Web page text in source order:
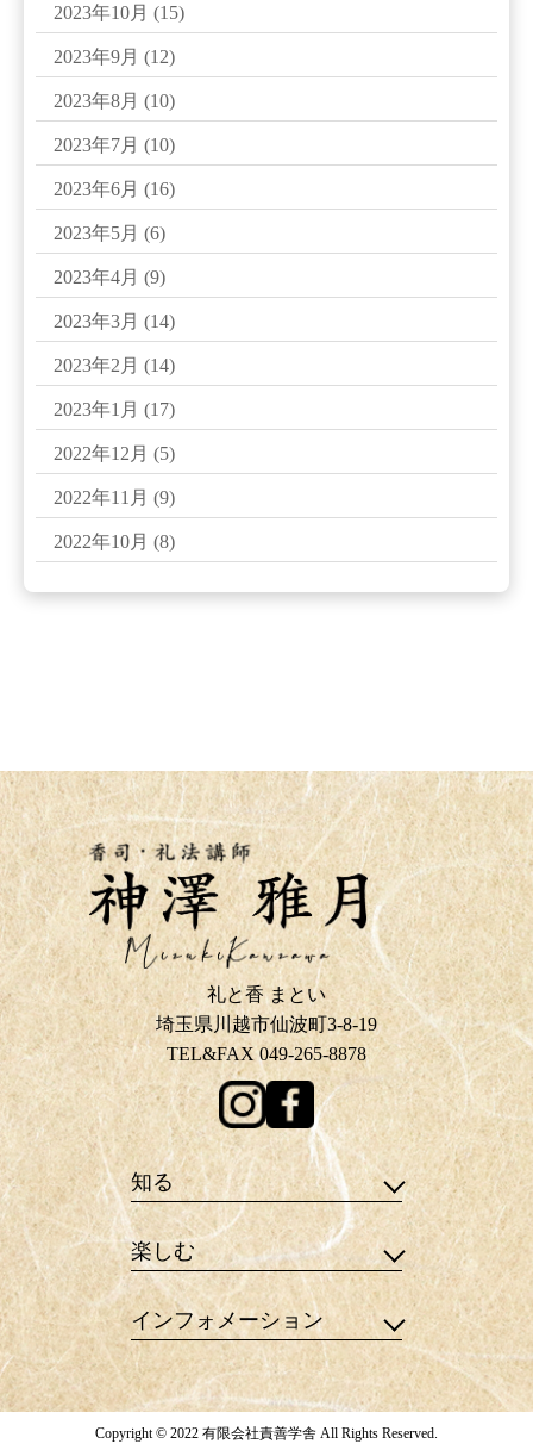
2023年10月 (15)
2023年9月 (12)
2023年8月 (10)
2023年7月 (10)
2023年6月 (16)
2023年5月 (6)
2023年4月 (9)
2023年3月 (14)
2023年2月 (14)
2023年1月 (17)
2022年12月 (5)
2022年11月 (9)
2022年10月 (8)
礼と香 まとい
埼玉県川越市仙波町3-8-19
TEL&FAX 049-265-8878
知る
楽しむ
インフォメーション
Copyright © 2022 有限会社責善学舎 All Rights Reserved.